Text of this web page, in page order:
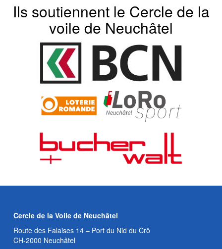
Ils soutiennent le Cercle de la
voile de Neuchâtel
Cercle de la Voile de Neuchâtel
Route des Falaises 14 – Port du Nid du Crô
CH-2000 Neuchâtel